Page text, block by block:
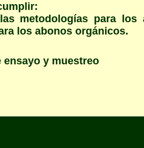
metodologías para los
los abonos orgánicos.
ensayo y muestreo